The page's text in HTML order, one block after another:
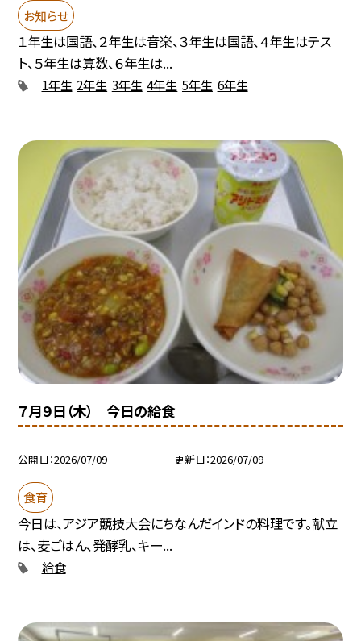
お知らせ
１年生は国語、２年生は音楽、３年生は国語、４年生はテス
ト、５年生は算数、６年生は...
1年生 2年生 3年生 4年生 5年生 6年生
７月９日（木） 今日の給食
公開日 2026/07/09 更新日 2026/07/09
食育
今日は、アジア競技大会にちなんだインドの料理です。献立
は、麦ごはん、発酵乳、キー...
給食